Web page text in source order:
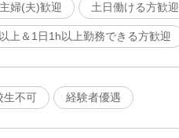
主婦(夫)歓迎 土日働ける方歓迎
上＆1日1h以上勤務できる方歓迎
生不可 経験者優遇